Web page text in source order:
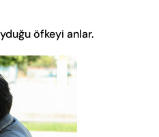
öfkeyi anlar.